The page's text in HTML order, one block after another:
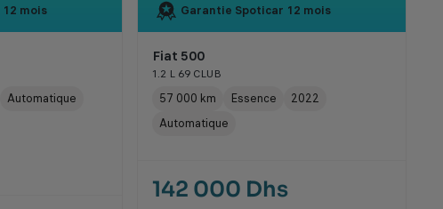
12 mois
Automatique
Garantie Spoticar 12 mois
Fiat 500
1.2 L 69 CLUB
57 000 km Essence
2022
Automatique
142 000 Dhs